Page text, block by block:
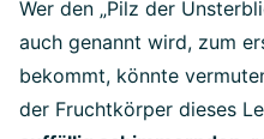
Wer den „Pilz der
auch genannt wird, zum
bekommt, könnte
der Fruchtkörper dieses